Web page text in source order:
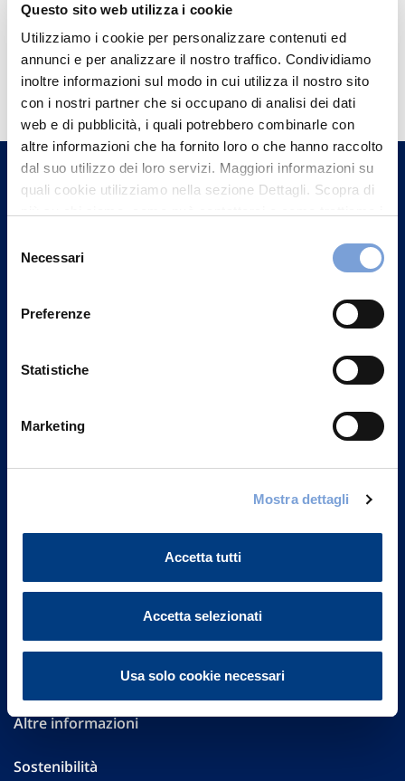
Questo sito web utilizza i cookie
Utilizziamo i cookie per personalizzare contenuti ed
annunci e per analizzare il nostro traffico. Condividiamo
inoltre informazioni sul modo in cui utilizza il nostro sito
con i nostri partner che si occupano di analisi dei dati
web e di pubblicità, i quali potrebbero combinarle con
altre informazioni che ha fornito loro o che hanno raccolto
dal suo utilizzo dei loro servizi. Maggiori informazioni su
quali cookie utilizziamo nella sezione Dettagli. Scopra di
può trovare nel footer del sito nella sezione "Informativa
delNecessari
Preferenze
Statistiche
Marketing
Mostra dettagli
Accetta tutti
Accetta selezionati
Usa solo cookie necessari
Hai bisogno di
informazioni?
Trova l'Agenzia più vicina a te e parla con
un nostro Agente.
FAQ
Governance
Investor Relations
Altre informazioni
Sostenibilità